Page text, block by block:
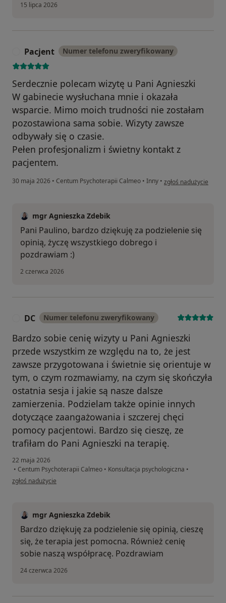
15 lipca 2026
Pacjent Numer telefonu zweryfikowany
Serdecznie polecam wizytę u Pani Agnieszki
W gabinecie wysłuchana mnie i okazała
wsparcie. Mimo moich trudności nie zostałam
pozostawiona sama sobie. Wizyty zawsze
odbywały się o czasie.
Pełen profesjonalizm i świetny kontakt z
pacjentem.
30 maja 2026 • Centum Psychoterapii Calmeo • Inny • w opinii użytkownika
zgłoś nadużycie
mgr Agnieszka Zdebik
Pani Paulino, bardzo dziękuję za podzielenie się
opinią, życzę wszystkiego dobrego i
pozdrawiam :)
2 czerwca 2026
DC Numer telefonu zweryfikowany
Bardzo sobie cenię wizyty u Pani Agnieszki
przede wszystkim ze względu na to, że jest
zawsze przygotowana i świetnie się orientuje w
tym, o czym rozmawiamy, na czym się skończyła
ostatnia sesja i jakie są nasze dalsze
zamierzenia. Podzielam także opinie innych
dotyczące zaangażowania i szczerej chęci
pomocy pacjentowi. Bardzo się cieszę, ze
trafiłam do Pani Agnieszki na terapię.
22 maja 2026
• Centum Psychoterapii Calmeo • Konsultacja psychologiczna •
w opinii użytkownika DC
zgłoś nadużycie
mgr Agnieszka Zdebik
Bardzo dziękuję za podzielenie się opinią, cieszę
się, że terapia jest pomocna. Również cenię
sobie naszą współpracę. Pozdrawiam
24 czerwca 2026